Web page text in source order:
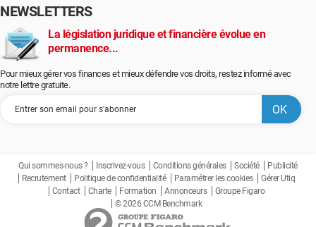
NEWSLETTERS
La législation juridique et financière évolue en
permanence...
Pour mieux gérer vos finances et mieux défendre vos droits, restez informé avec
notre lettre gratuite.
Qui sommes-nous ? Inscrivez-vous Conditions générales Société
Publicité
Recrutement
Politique de confidentialité Paramétrer les cookies
Gérer Utiq
Contact
Charte Formation Annonceurs
Groupe Figaro
© 2026 CCM Benchmark